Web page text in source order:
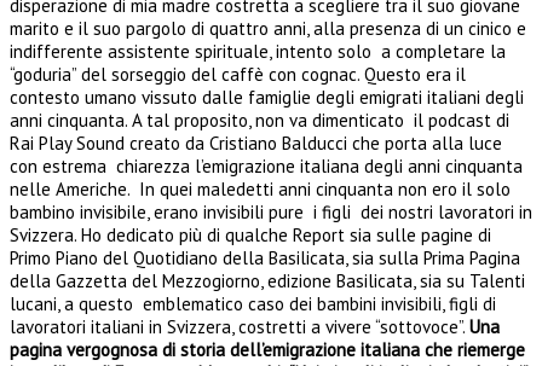
disperazione di mia madre costretta a scegliere tra il suo giovane
marito e il suo pargolo di quattro anni, alla presenza di un cinico e
indifferente assistente spirituale, intento solo a completare la
“goduria” del sorseggio del caffè con cognac. Questo era il
contesto umano vissuto dalle famiglie degli emigrati italiani degli
anni cinquanta. A tal proposito, non va dimenticato il podcast di
Rai Play Sound creato da Cristiano Balducci che porta alla luce
con estrema chiarezza l’emigrazione italiana degli anni cinquanta
nelle Americhe. In quei maledetti anni cinquanta non ero il solo
bambino invisibile, erano invisibili pure i figli dei nostri lavoratori in
Svizzera. Ho dedicato più di qualche Report sia sulle pagine di
Primo Piano del Quotidiano della Basilicata, sia sulla Prima Pagina
della Gazzetta del Mezzogiorno, edizione Basilicata, sia su Talenti
lucani, a questo emblematico caso dei bambini invisibili, figli di
lavoratori italiani in Svizzera, costretti a vivere “sottovoce”. Una
pagina vergognosa di storia dell’emigrazione italiana che riemerge